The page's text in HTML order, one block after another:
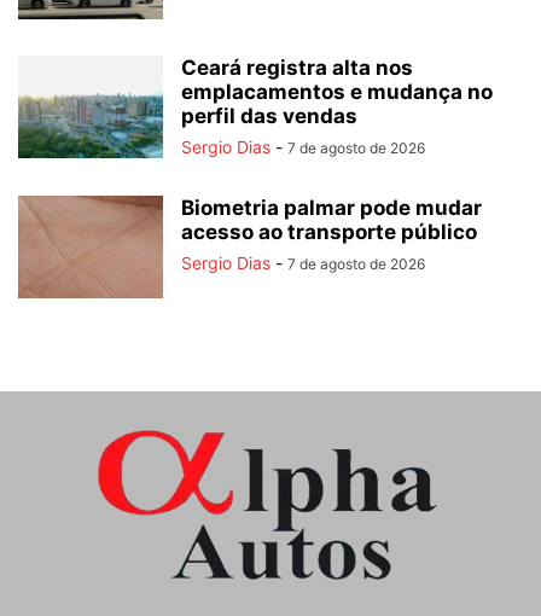
Ceará registra alta nos
emplacamentos e mudança no
perfil das vendas
Sergio Dias - 7 de agosto de 2026
Biometria palmar pode mudar
acesso ao transporte público
Sergio Dias - 7 de agosto de 2026